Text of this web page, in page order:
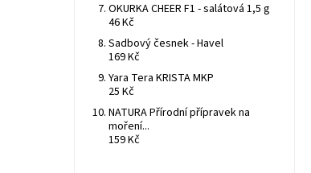
OKURKA CHEER F1 - salátová 1,5 g
46 Kč
Sadbový česnek - Havel
169 Kč
Yara Tera KRISTA MKP
25 Kč
NATURA Přírodní přípravek na
moření...
159 Kč